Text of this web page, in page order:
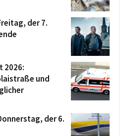
der 7.
2026:
und
der 6.